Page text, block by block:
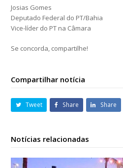
Josias Gomes
Deputado Federal do PT/Bahia
Vice-líder do PT na Câmara
Se concorda, compartilhe!
Compartilhar notícia
Tweet Share Share
Notícias relacionadas